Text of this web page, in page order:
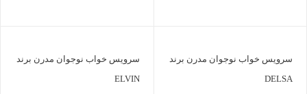
سرویس خواب نوجوان مدرن برند
DELSA
سرویس خواب نوجوان مدرن برند
ELVIN